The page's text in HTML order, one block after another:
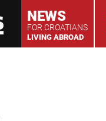
NEWS
FOR CROATIANS
LIVING ABROAD